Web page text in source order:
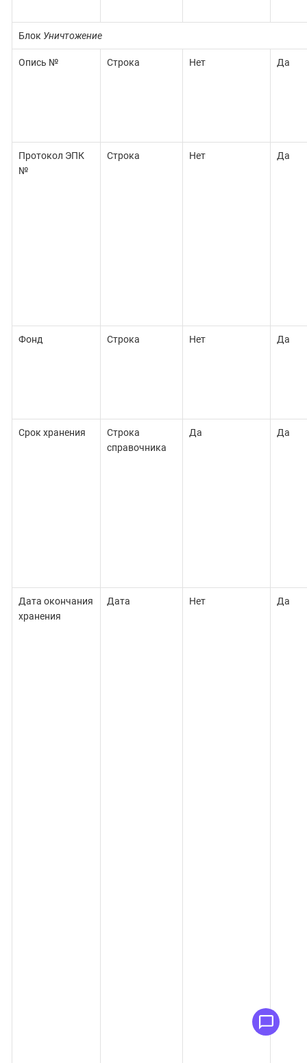
Блок Уничтожение
Опись № Строка Нет Да
Протокол ЭПК
№
Строка Нет Да
Фонд Строка Нет Да
Срок хранения
Строка
справочника
Да Да
Дата окончания
хранения
Дата Нет Да